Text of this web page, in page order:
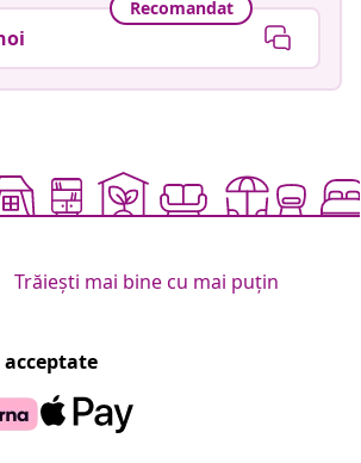
Recomandat
Trăiești mai bine cu mai puțin